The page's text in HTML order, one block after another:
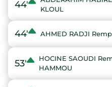
44'
KLOUL
44' AHMED RADJI
53'
HOCINE SAOUDI
HAMMOU